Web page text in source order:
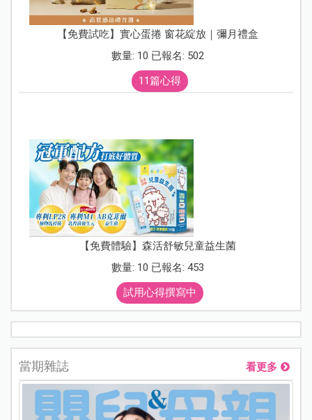
【免費試吃】實心蛋捲 窗花綻放｜彌月禮盒
數量: 10 已報名: 502
11篇心得
【免費體驗】森活舒敏兒童益生菌
數量: 10 已報名: 453
試用心得撰寫中
當期雜誌 看更多